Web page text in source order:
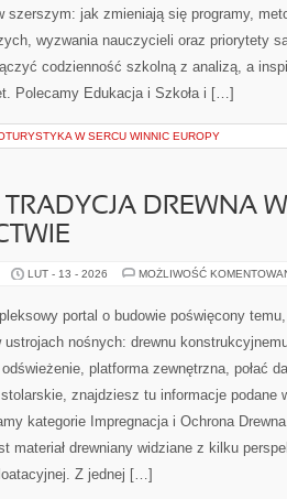
szerszym: jak zmieniają się programy,
wyzwania nauczycieli oraz priorytety
codzienność szkolną z analizą, a
Polecamy Edukacja i Szkoła i […]
W SERCU WINNIC EUROPY
TRADYCJA DREWNA W
LUT - 13 - 2026 MOŻLIWOŚĆ
portal o budowie poświęcony
ustrojach nośnych: drewnu
platforma zewnętrzna, połać
znajdziesz tu informacje podane
kategorie Impregnacja i Ochrona
materiał drewniany widziane z kilku
Z jednej […]